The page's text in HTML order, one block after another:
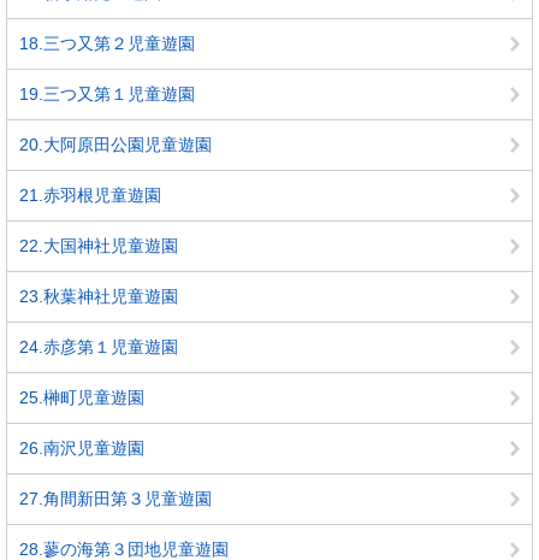
18.三つ又第２児童遊園
19.三つ又第１児童遊園
20.大阿原田公園児童遊園
21.赤羽根児童遊園
22.大国神社児童遊園
23.秋葉神社児童遊園
24.赤彦第１児童遊園
25.榊町児童遊園
26.南沢児童遊園
27.角間新田第３児童遊園
28.蓼の海第３団地児童遊園